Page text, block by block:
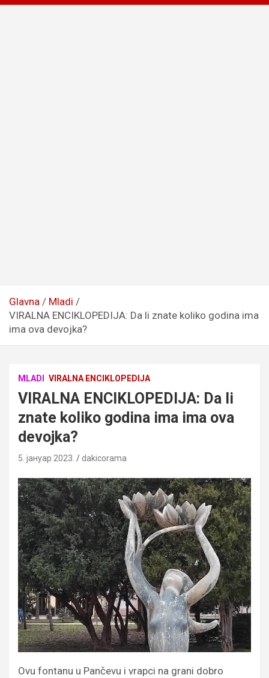
Glavna
Mladi
VIRALNA ENCIKLOPEDIJA: Da li znate koliko godina ima
ima ova devojka?
MLADI VIRALNA ENCIKLOPEDIJA
VIRALNA ENCIKLOPEDIJA: Da li
znate koliko godina ima ima ova
devojka?
5. јануар 2023. dakicorama
Ovu fontanu u Pančevu i vrapci na grani dobro